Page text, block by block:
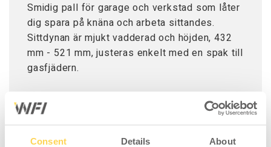
Consent Details About
Smidig pall för garage och verkstad som låter
dig spara på knäna och arbeta sittandes.
Sittdynan är mjukt vadderad och höjden, 432
mm - 521 mm, justeras enkelt med en spak till
gasfjädern.
Ovanför de fem svängbara hjulen sitter en
praktisk bricka för förvaring av skruv och
verktyg.